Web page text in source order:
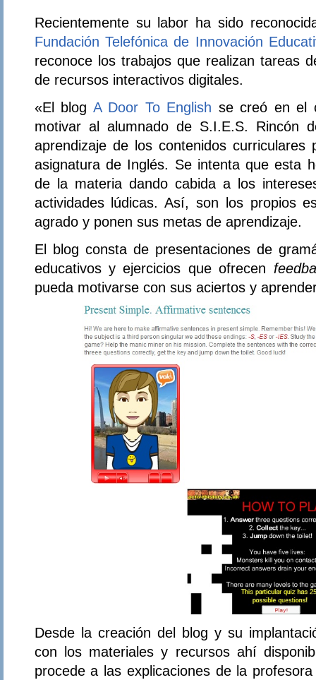
Recientemente su labor ha sido
Fundación Telefónica de Innovación
reconoce los trabajos que realizan tareas
de recursos interactivos digitales.
«El blog A Door To English se creó en el
motivar al alumnado de S.I.E.S. Rincón
aprendizaje de los contenidos
asignatura de Inglés. Se intenta que esta
de la materia dando cabida a los
actividades lúdicas. Así, son los propios
agrado y ponen sus metas de aprendizaje.
El blog consta de presentaciones de
educativos y ejercicios que ofrecen
pueda motivarse con sus aciertos y
Desde la creación del blog y su
con los materiales y recursos ahí
procede a las explicaciones de la